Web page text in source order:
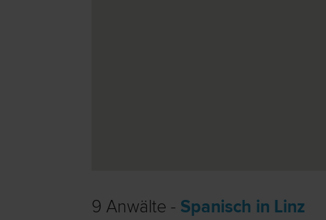
9 Anwälte - Spanisch in Linz